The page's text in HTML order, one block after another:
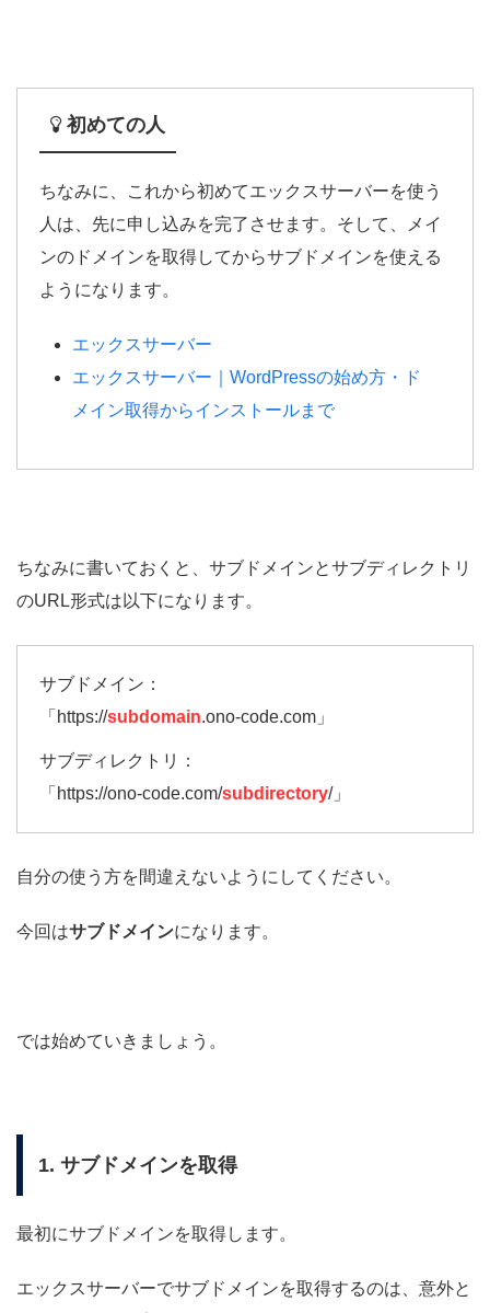
初めての人
ちなみに、これから初めてエックスサーバーを使う
人は、先に申し込みを完了させます。そして、メイ
ンのドメインを取得してからサブドメインを使える
ようになります。
エックスサーバー
エックスサーバー｜WordPressの始め方・ド
メイン取得からインストールまで
ちなみに書いておくと、サブドメインとサブディレクトリ
のURL形式は以下になります。
サブドメイン：
「https://subdomain.ono-code.com」
サブディレクトリ：
「https://ono-code.com/subdirectory/」
自分の使う方を間違えないようにしてください。
今回はサブドメインになります。
では始めていきましょう。
1. サブドメインを取得
最初にサブドメインを取得します。
エックスサーバーでサブドメインを取得するのは、意外と